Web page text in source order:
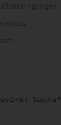
GmbH - StudyAid ®